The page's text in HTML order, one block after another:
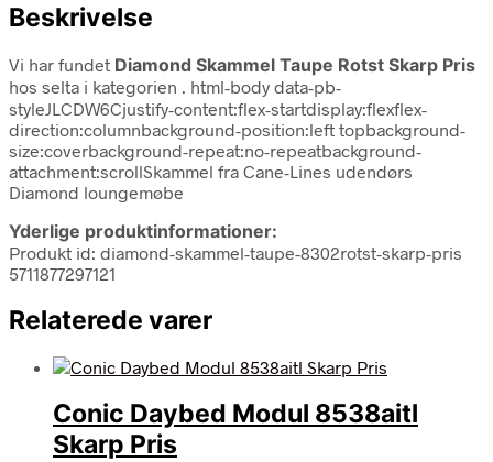
Beskrivelse
Vi har fundet Diamond Skammel Taupe Rotst Skarp Pris
hos selta i kategorien . html-body data-pb-
styleJLCDW6Cjustify-content:flex-startdisplay:flexflex-
direction:columnbackground-position:left topbackground-
size:coverbackground-repeat:no-repeatbackground-
attachment:scrollSkammel fra Cane-Lines udendørs
Diamond loungemøbe
Yderlige produktinformationer:
Produkt id: diamond-skammel-taupe-8302rotst-skarp-pris
5711877297121
Relaterede varer
Conic Daybed Modul 8538aitl
Skarp Pris